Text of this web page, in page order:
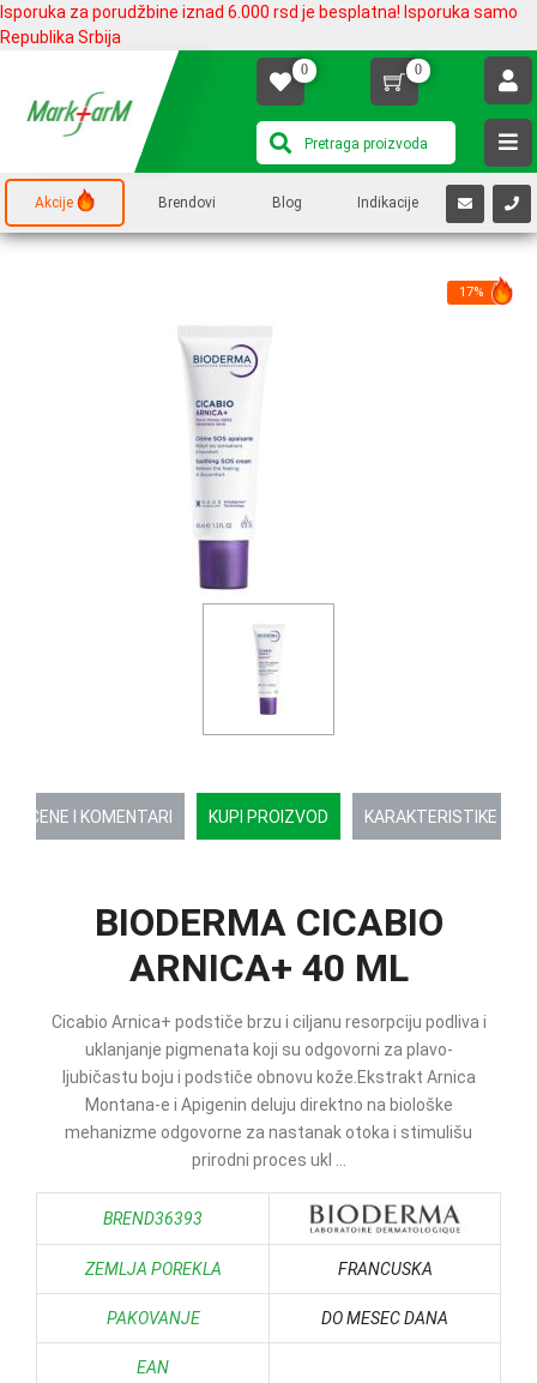
Isporuka za porudžbine iznad 6.000 rsd je besplatna! Isporuka samo
Republika Srbija
0 0
Akcije Brendovi Blog Indikacije
OCENE I KOMENTARI KUPI PROIZVOD KARAKTERISTIKE
17%
BIODERMA CICABIO
ARNICA+ 40 ML
Cicabio Arnica+ podstiče brzu i ciljanu resorpciju podliva i
uklanjanje pigmenata koji su odgovorni za plavo-
ljubičastu boju i podstiče obnovu kože.Ekstrakt Arnica
Montana-e i Apigenin deluju direktno na biološke
mehanizme odgovorne za nastanak otoka i stimulišu
prirodni proces ukl ...
BREND36393
ZEMLJA POREKLA FRANCUSKA
PAKOVANJE DO MESEC DANA
EAN